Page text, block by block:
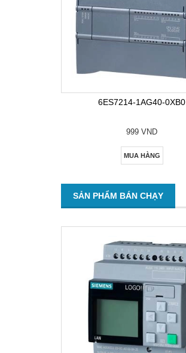
6ES7214-1AG40-0XB0
999 VND
MUA HÀNG
SẢN PHẨM BÁN CHẠY